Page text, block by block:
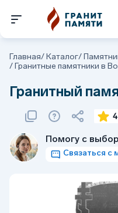
Главная/Каталог/
/Гранитные памятники в
Гранитный
Помогу с
Связаться